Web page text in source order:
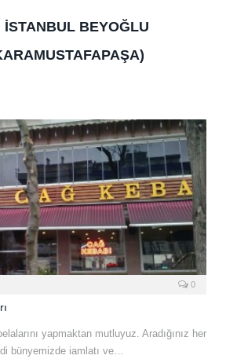
İSTANBUL BEYOĞLU
0
yapmaktan mutluyuz. Aradığınız her
bünyemizde iamlatı ve…